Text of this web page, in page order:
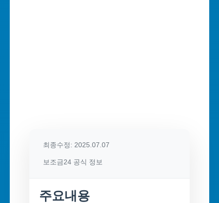
최종수정: 2025.07.07
보조금24 공식 정보
주요내용